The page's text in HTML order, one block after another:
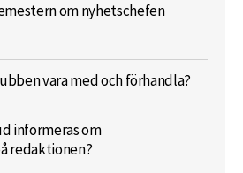
om nyhetschefen
vara med och förhandla?
informeras om
redaktionen?